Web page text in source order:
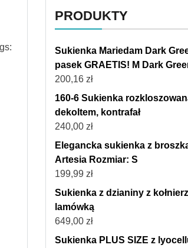
PRODUKTY
Sukienka Mariedam Dark
pasek GRAETIS! M Dark
200,16 zł
160-6 Sukienka
dekoltem, kontrafał
240,00 zł
Elegancka sukienka z
Artesia Rozmiar: S
199,99 zł
Sukienka z dzianiny z
lamówką
649,00 zł
Sukienka PLUS SIZE z